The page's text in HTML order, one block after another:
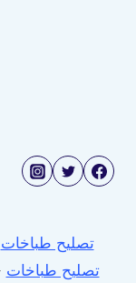
تصليح طباخات
تصليح طباخات